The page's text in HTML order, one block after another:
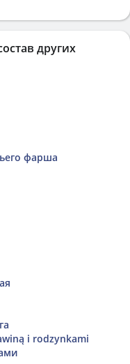
других
фарша
i rodzynkami